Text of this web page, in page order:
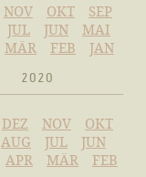
NOV OKT
SEP
JUL JUN
MAI
MÄR FEB JAN
2020
DEZ NOV
OKT
AUG JUL
JUN
APR MÄR FEB